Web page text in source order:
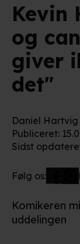
Kevin
og
giver
det"
Daniel Hartvig
Publiceret:
Sidst
Følg os:
Komikeren
uddelingen